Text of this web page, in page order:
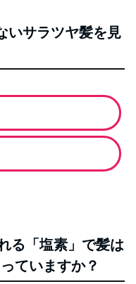
いサラツヤ髪を見
る「塩素」で髪は
ていますか？